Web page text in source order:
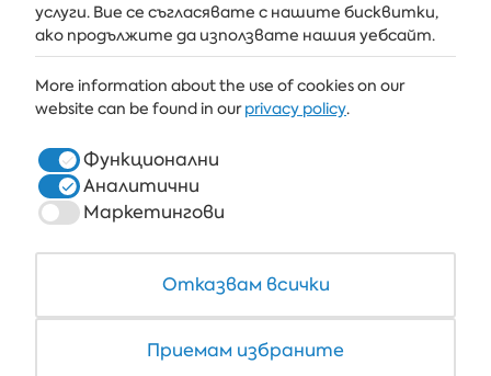
АЛБЕНА
ХОТЕЛИ
ЗДРАВЕ & СПА
РЕСТОРАНТИ И БАРОВЕ
COWORKING
услуги. Вие се съгласявате с нашите бисквитки,
ако продължите да използвате нашия уебсайт.
More information about the use of cookies on our
website can be found in ourprivacy policy.
Функционални
Аналитични
Маркетингови
Отказвам всички
Приемам избраните